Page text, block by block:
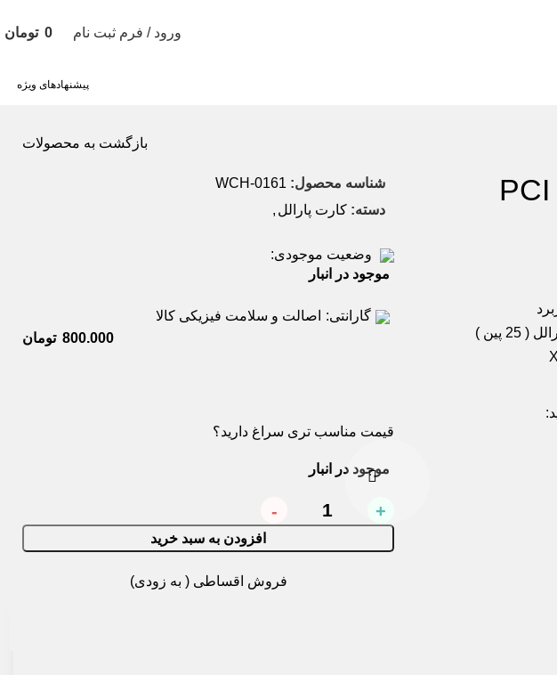
ورود / فرم ثبت نام تومان
پیشنهادهای ویژه
بازگشت به محصولات
)
شناسه محصول: 0161-WCH
دسته: کارت پارالل,
وضعیت موجودی:
موجود در انبار
گارانتی: اصالت و سلامت فیزیکی کالا
تومان
قیمت مناسب تری سراغ دارید؟
موجود در انبار
افزودن به سبد خرید
فروش اقساطی ( به زودی)